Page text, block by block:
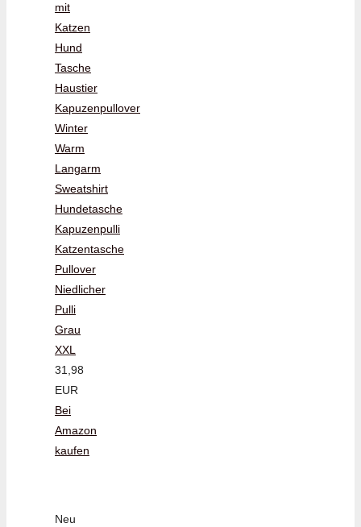
mit
Katzen
Hund
Tasche
Haustier
Kapuzenpullover
Winter
Warm
Langarm
Sweatshirt
Hundetasche
Kapuzenpulli
Katzentasche
Pullover
Niedlicher
Pulli
Grau
XXL
31,98
EUR
Bei
Amazon
kaufen
Neu